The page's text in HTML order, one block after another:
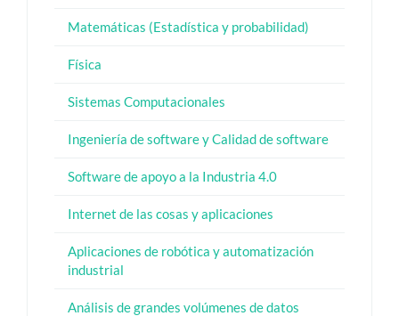
Matemáticas (Estadística y probabilidad)
Física
Sistemas Computacionales
Ingeniería de software y Calidad de software
Software de apoyo a la Industria 4.0
Internet de las cosas y aplicaciones
Aplicaciones de robótica y automatización
industrial
Análisis de grandes volúmenes de datos